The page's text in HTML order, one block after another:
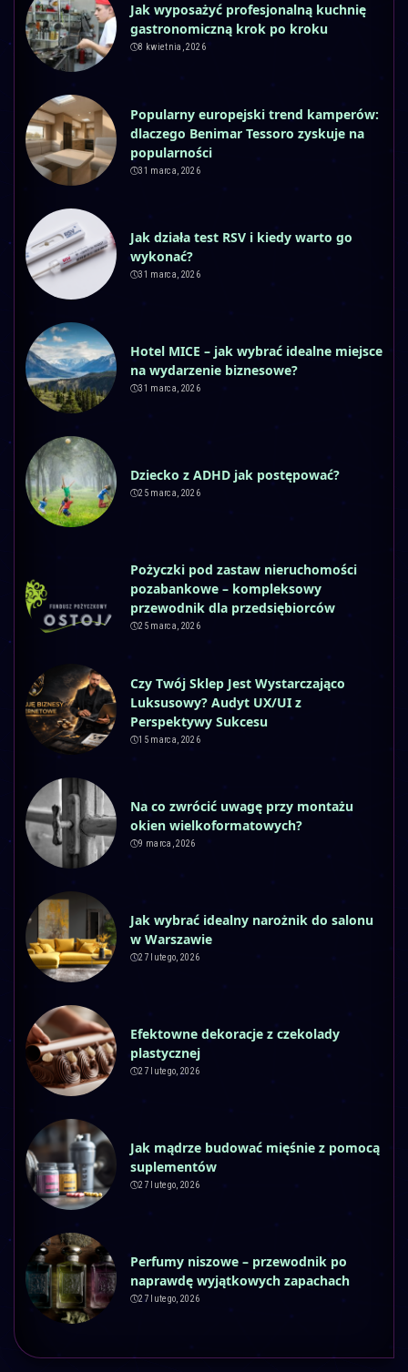
Jak wyposażyć profesjonalną kuchnię
gastronomiczną krok po kroku
8 kwietnia, 2026
Popularny europejski trend kamperów:
dlaczego Benimar Tessoro zyskuje na
popularności
31 marca, 2026
Jak działa test RSV i kiedy warto go
wykonać?
31 marca, 2026
Hotel MICE – jak wybrać idealne miejsce
na wydarzenie biznesowe?
31 marca, 2026
Dziecko z ADHD jak postępować?
25 marca, 2026
Pożyczki pod zastaw nieruchomości
pozabankowe – kompleksowy
przewodnik dla przedsiębiorców
25 marca, 2026
Czy Twój Sklep Jest Wystarczająco
Luksusowy? Audyt UX/UI z
Perspektywy Sukcesu
15 marca, 2026
Na co zwrócić uwagę przy montażu
okien wielkoformatowych?
9 marca, 2026
Jak wybrać idealny narożnik do salonu
w Warszawie
27 lutego, 2026
Efektowne dekoracje z czekolady
plastycznej
27 lutego, 2026
Jak mądrze budować mięśnie z pomocą
suplementów
27 lutego, 2026
Perfumy niszowe – przewodnik po
naprawdę wyjątkowych zapachach
27 lutego, 2026